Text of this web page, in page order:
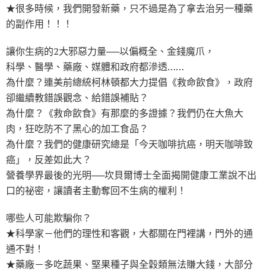
★很多時候，我們開發新藥，只不過是為了拿去治另一種藥
的副作用！！！
讓你生病的2大邪惡力量──以偏概全、金錢魔爪，
科學、醫學、藥廠、媒體和政府都滲透……
為什麼？連美前總統柯林頓都大力提倡《救命飲食》，政府
卻繼續教錯誤觀念、給錯誤補貼？
為什麼？《救命飲食》有那麼的多證據？我們仍在大魚大
肉，狂吃防不了黑心的加工食品？
為什麼？我們的健康研究總是「今天咖啡抗癌，明天咖啡致
癌」，反差如此大？
營養學界最後的光明──坎貝爾博士全面揭開健康工業說不出
口的祕密，讓讀者主動奪回不生病的權利！
哪些人可能欺騙你？
★科學家－他們的理性和客觀，大都關在門裡講，門外的通
通不對！
★藥廠－多吃蔬果、堅果種子與全穀類無法賺大錢，大部分